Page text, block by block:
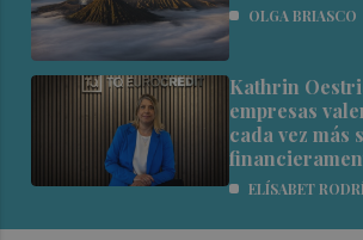
OLGA BRIASCO
Kathrin
empresas
cada vez más
ELÍSABET